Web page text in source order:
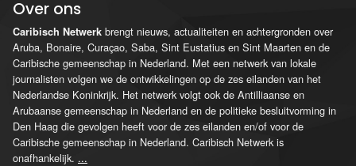
Over ons
Caribisch Netwerk brengt nieuws, actualiteiten en achtergronden over
Aruba, Bonaire, Curaçao, Saba, Sint Eustatius en Sint Maarten en de
Caribische gemeenschap in Nederland. Met een netwerk van lokale
journalisten volgen we de ontwikkelingen op de zes eilanden van het
Nederlandse Koninkrijk. Het netwerk volgt ook de Antilliaanse en
Arubaanse gemeenschap in Nederland en de politieke besluitvorming in
Den Haag die gevolgen heeft voor de zes eilanden en/of voor de
Caribische gemeenschap in Nederland. Caribisch Netwerk is
onafhankelijk. ...